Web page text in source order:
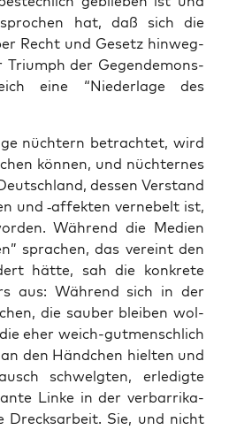
hat, daß sich die
Recht und Gesetz hin­weg­
Tri­umph der Gegen­de­mons­
eine “Nie­der­la­ge des
nüch­tern betrach­tet, wird
kön­nen, und nüch­ter­nes
des­sen Ver­stand
und ‑affek­ten ver­ne­belt ist,
Wäh­rend die Medi­en
spra­chen, das ver­eint den
hät­te, sah die kon­kre­te
aus: Wäh­rend sich in der
die sau­ber blei­ben wol­
eher weich-gut­mensch­lich
den Händ­chen hiel­ten und
schwelg­ten, erle­dig­te
Lin­ke in der ver­bar­ri­ka­
Drecks­ar­beit. Sie, und nicht